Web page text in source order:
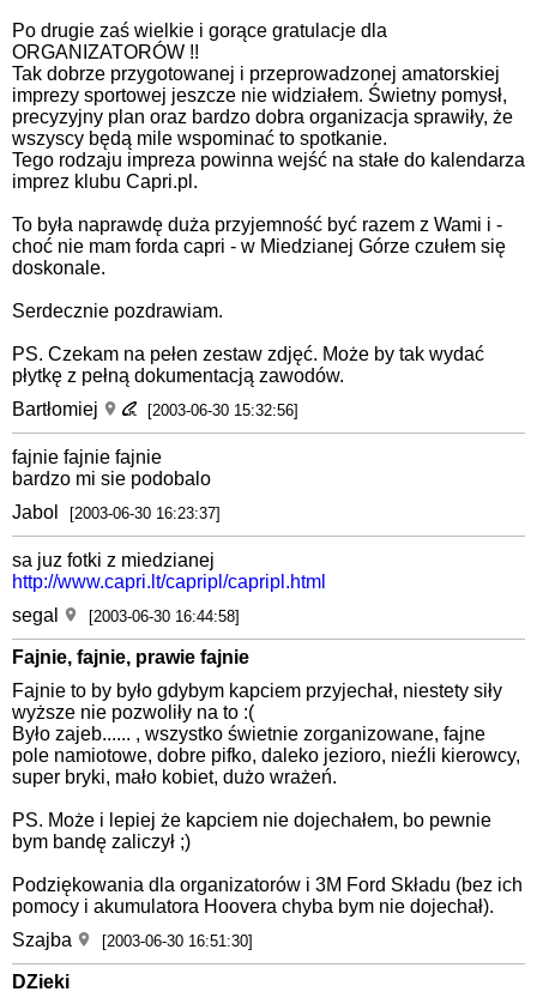
Po drugie zaś wielkie i gorące gratulacje dla
ORGANIZATORÓW !!
Tak dobrze przygotowanej i przeprowadzonej amatorskiej
imprezy sportowej jeszcze nie widziałem. Świetny pomysł,
precyzyjny plan oraz bardzo dobra organizacja sprawiły, że
wszyscy będą mile wspominać to spotkanie.
Tego rodzaju impreza powinna wejść na stałe do kalendarza
imprez klubu Capri.pl.
To była naprawdę duża przyjemność być razem z Wami i -
choć nie mam forda capri - w Miedzianej Górze czułem się
doskonale.
Serdecznie pozdrawiam.
PS. Czekam na pełen zestaw zdjęć. Może by tak wydać
płytkę z pełną dokumentacją zawodów.
Bartłomiej
[2003-06-30 15:32:56]
fajnie fajnie fajnie
bardzo mi sie podobalo
Jabol
[2003-06-30 16:23:37]
sa juz fotki z miedzianej
http://www.capri.lt/capripl/capripl.html
segal
[2003-06-30 16:44:58]
Fajnie, fajnie, prawie fajnie
Fajnie to by było gdybym kapciem przyjechał, niestety siły
wyższe nie pozwoliły na to :(
Było zajeb...... , wszystko świetnie zorganizowane, fajne
pole namiotowe, dobre pifko, daleko jezioro, nieźli kierowcy,
super bryki, mało kobiet, dużo wrażeń.
PS. Może i lepiej że kapciem nie dojechałem, bo pewnie
bym bandę zaliczył ;)
Podziękowania dla organizatorów i 3M Ford Składu (bez ich
pomocy i akumulatora Hoovera chyba bym nie dojechał).
Szajba
[2003-06-30 16:51:30]
DZieki